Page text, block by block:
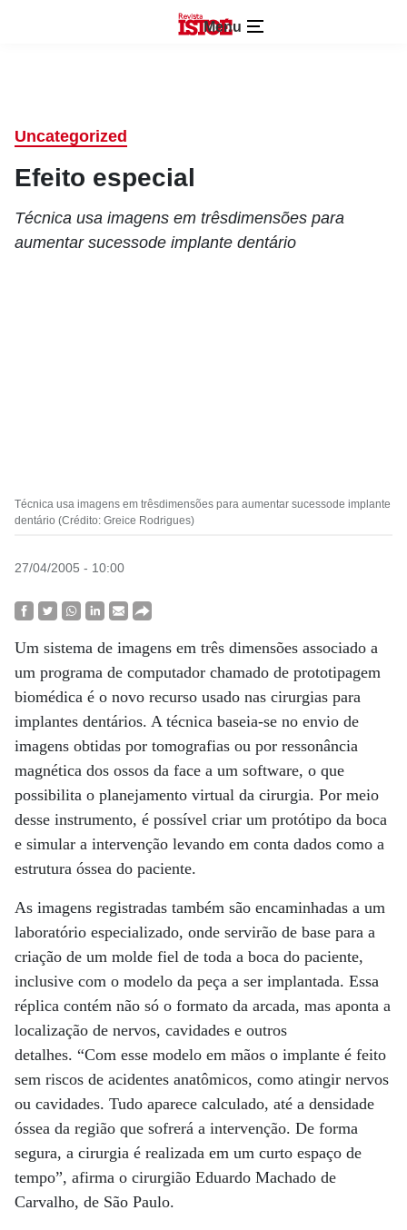
Menu
Uncategorized
Efeito especial
Técnica usa imagens em trêsdimensões para
aumentar sucessode implante dentário
Técnica usa imagens em trêsdimensões para aumentar sucessode implante
dentário (Crédito: Greice Rodrigues)
27/04/2005 - 10:00
Um sistema de imagens em três dimensões associado a
um programa de computador chamado de prototipagem
biomédica é o novo recurso usado nas cirurgias para
implantes dentários. A técnica baseia-se no envio de
imagens obtidas por tomografias ou por ressonância
magnética dos ossos da face a um software, o que
possibilita o planejamento virtual da cirurgia. Por meio
desse instrumento, é possível criar um protótipo da boca
e simular a intervenção levando em conta dados como a
estrutura óssea do paciente.
As imagens registradas também são encaminhadas a um
laboratório especializado, onde servirão de base para a
criação de um molde fiel de toda a boca do paciente,
inclusive com o modelo da peça a ser implantada. Essa
réplica contém não só o formato da arcada, mas aponta a
localização de nervos, cavidades e outros
detalhes. “Com esse modelo em mãos o implante é feito
sem riscos de acidentes anatômicos, como atingir nervos
ou cavidades. Tudo aparece calculado, até a densidade
óssea da região que sofrerá a intervenção. De forma
segura, a cirurgia é realizada em um curto espaço de
tempo”, afirma o cirurgião Eduardo Machado de
Carvalho, de São Paulo.